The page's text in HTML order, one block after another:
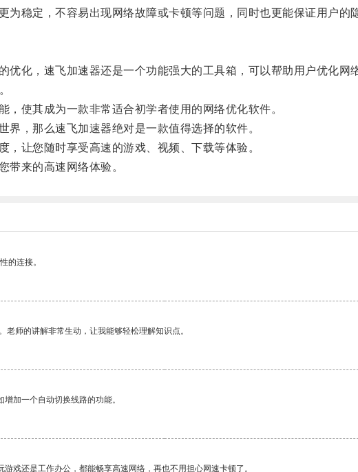
稳定，不容易出现网络故障或卡顿等问题，同时也更能保证用户的
化，速飞加速器还是一个功能强大的工具箱，可以帮助用户优化网
使其成为一款非常适合初学者使用的网络优化软件。
，那么速飞加速器绝对是一款值得选择的软件。
让您随时享受高速的游戏、视频、下载等体验。
来的高速网络体验。
的连接。
师的讲解非常生动，让我能够轻松理解知识点。
加一个自动切换线路的功能。
戏还是工作办公，都能畅享高速网络，再也不用担心网速卡顿了。